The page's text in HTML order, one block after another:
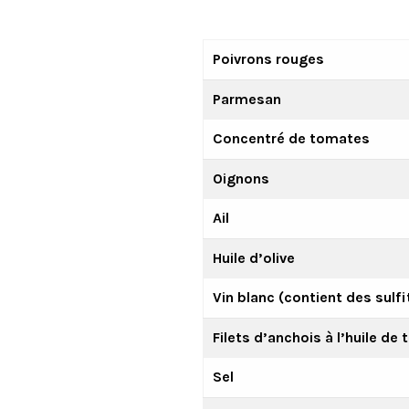
Poivrons rouges
Parmesan
Concentré de tomates
Oignons
Ail
Huile d’olive
Vin blanc (contient des
Filets d’anchois à l’huile de
Sel